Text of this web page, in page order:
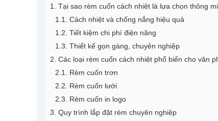
1. Tại sao rèm cuốn cách nhiệt là lựa chọn thông
1.1. Cách nhiệt và chống nắng hiệu quả
1.2. Tiết kiệm chi phí điện năng
1.3. Thiết kế gọn gàng, chuyên nghiệp
2. Các loại rèm cuốn cách nhiệt phổ biến cho văn
2.1. Rèm cuốn trơn
2.2. Rèm cuốn lưới
2.3. Rèm cuốn in logo
3. Quy trình lắp đặt rèm chuyên nghiệp